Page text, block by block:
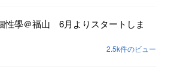
性學＠福山 6月よりスタートしま
2.5k件のビュー